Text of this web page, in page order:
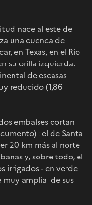
nace al este de
una cuenca de
en Texas, en el Río
su orilla izquierda.
de escasas
reducido (1,86
embalses cortan
: el de Santa
20 km más al norte
y, sobre todo, el
irrigados - en verde
muy amplia de sus